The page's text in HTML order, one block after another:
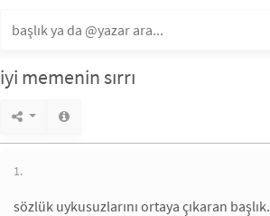
iyi memenin sırrı
1.
sözlük uykusuzlarını ortaya çıkaran başlık.